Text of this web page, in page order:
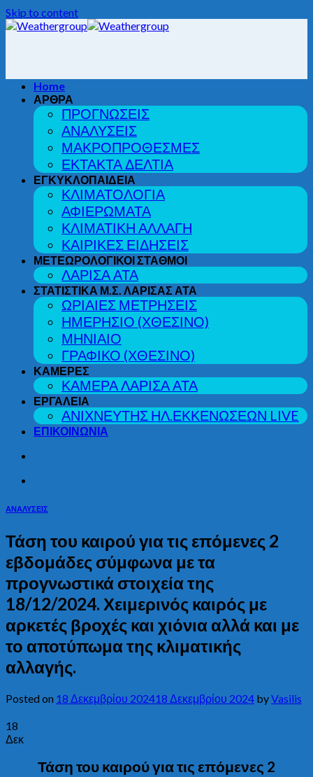
Skip to content
Home
ΑΡΘΡΑ
ΠΡΟΓΝΩΣΕΙΣ
ΑΝΑΛΥΣΕΙΣ
ΜΑΚΡΟΠΡΟΘΕΣΜΕΣ
ΕΚΤΑΚΤΑ ΔΕΛΤΙΑ
ΕΓΚΥΚΛΟΠΑΙΔΕΙΑ
ΚΛΙΜΑΤΟΛΟΓΙΑ
ΑΦΙΕΡΩΜΑΤΑ
ΚΛΙΜΑΤΙΚΗ ΑΛΛΑΓΗ
ΚΑΙΡΙΚΕΣ ΕΙΔΗΣΕΙΣ
ΜΕΤΕΩΡΟΛΟΓΙΚΟΙ ΣΤΑΘΜΟΙ
ΛΑΡΙΣΑ ΑΤΑ
ΣΤΑΤΙΣΤΙΚΑ Μ.Σ. ΛΑΡΙΣΑΣ ΑΤΑ
ΩΡΙΑΙΕΣ ΜΕΤΡΗΣΕΙΣ
ΗΜΕΡΗΣΙΟ (ΧΘΕΣΙΝΟ)
ΜΗΝΙΑΙΟ
ΓΡΑΦΙΚΟ (ΧΘΕΣΙΝΟ)
ΚΑΜΕΡΕΣ
ΚΑΜΕΡΑ ΛΑΡΙΣΑ ΑΤΑ
ΕΡΓΑΛΕΙΑ
ΑΝΙΧΝΕΥΤΗΣ ΗΛ.ΕΚΚΕΝΩΣΕΩΝ LIVE
ΕΠΙΚΟΙΝΩΝΙΑ
ΑΝΑΛΥΣΕΙΣ
Τάση του καιρού για τις επόμενες 2
εβδομάδες σύμφωνα με τα
προγνωστικά στοιχεία της
18/12/2024. Χειμερινός καιρός με
αρκετές βροχές και χιόνια αλλά και με
το αποτύπωμα της κλιματικής
αλλαγής.
Posted on 18 Δεκεμβρίου 202418 Δεκεμβρίου 2024 byVasilis
18
Δεκ
Τάση του καιρού για τις επόμενες 2